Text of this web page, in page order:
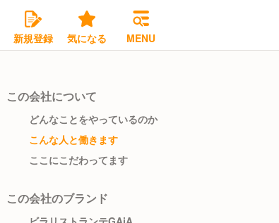
新規登録 気になる MENU
この会社について
どんなことをやっているのか
こんな人と働きます
ここにこだわってます
この会社のブランド